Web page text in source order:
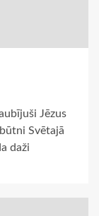
Jēzus
Svētajā
daži